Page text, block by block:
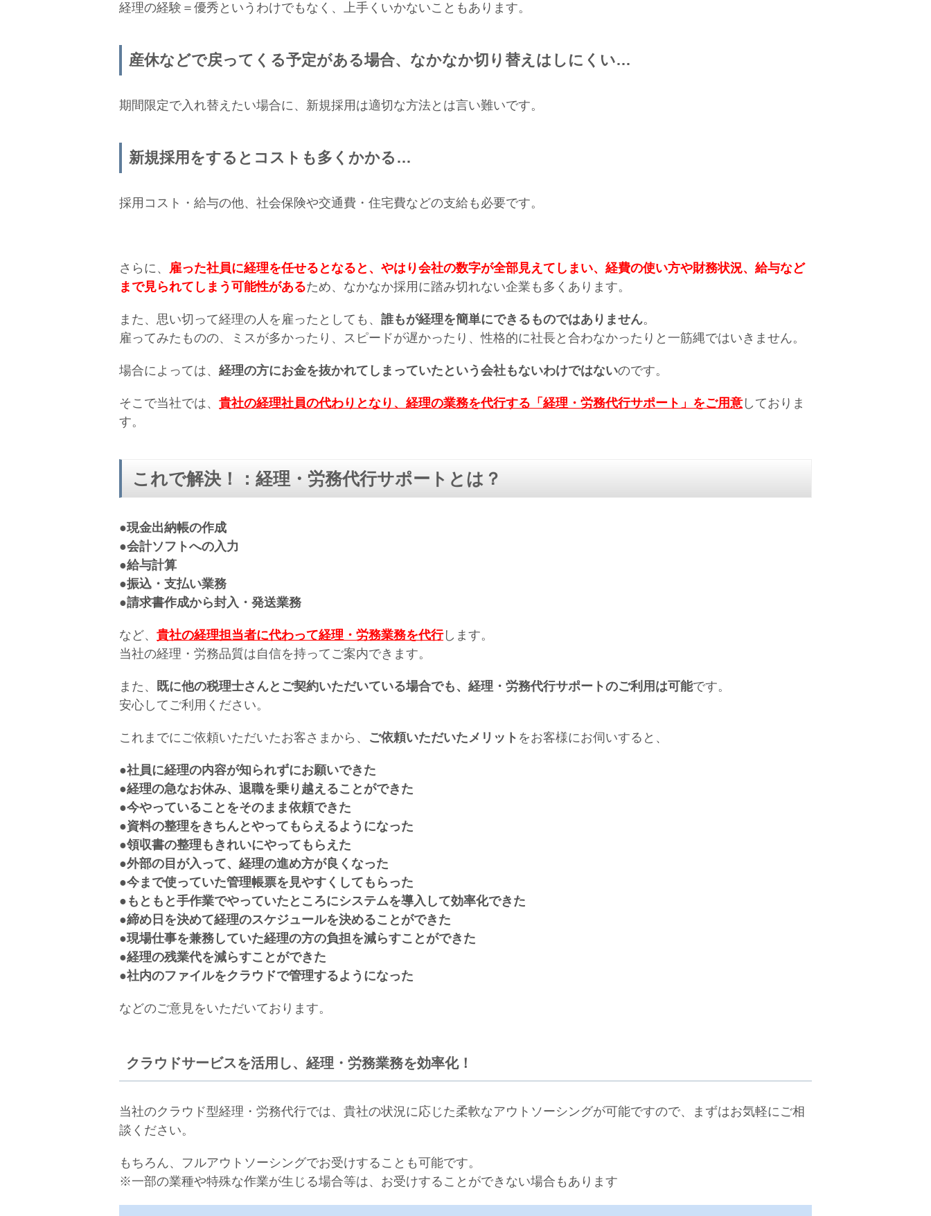
経理の経験＝優秀というわけでもなく、上手くいかないこともあります。
産休などで戻ってくる予定がある場合、なかなか切り替えはしにくい…
期間限定で入れ替えたい場合に、新規採用は適切な方法とは言い難いです。
新規採用をするとコストも多くかかる…
採用コスト・給与の他、社会保険や交通費・住宅費などの支給も必要です。
さらに、 雇った社員に経理を任せるとなると、やはり会社の数字が全部見えてしまい、経費の使い方や財務状況、給与など
まで見られてしまう可能性があるため、なかなか採用に踏み切れない企業も多くあります。
また、思い切って経理の人を雇ったとしても、 誰もが経理を簡単にできるものではありません。
雇ってみたものの、ミスが多かったり、スピードが遅かったり、性格的に社長と合わなかったりと一筋縄ではいきません。
場合によっては、 経理の方にお金を抜かれてしまっていたという会社もないわけではないのです。
そこで当社では、 貴社の経理社員の代わりとなり、経理の業務を代行する「経理・労務代行サポート」をご用意 しておりま
す。
これで解決！：経理・労務代行サポートとは？
●現金出納帳の作成
●会計ソフトへの入力
●給与計算
●振込・支払い業務
●請求書作成から封入・発送業務
など、 貴社の経理担当者に代わって経理・労務業務を代行します。
当社の経理・労務品質は自信を持ってご案内できます。
また、 既に他の税理士さんとご契約いただいている場合でも、経理・労務代行サポートのご利用は可能です。
安心してご利用ください。
これまでにご依頼いただいたお客さまから、 ご依頼いただいたメリット をお客様にお伺いすると、
●社員に経理の内容が知られずにお願いできた
●経理の急なお休み、退職を乗り越えることができた
●今やっていることをそのまま依頼できた
●資料の整理をきちんとやってもらえるようになった
●領収書の整理もきれいにやってもらえた
●外部の目が入って、経理の進め方が良くなった
●今まで使っていた管理帳票を見やすくしてもらった
●もともと手作業でやっていたところにシステムを導入して効率化できた
●締め日を決めて経理のスケジュールを決めることができた
●現場仕事を兼務していた経理の方の負担を減らすことができた
●経理の残業代を減らすことができた
●社内のファイルをクラウドで管理するようになった
などのご意見をいただいております。
クラウドサービスを活用し、経理・労務業務を効率化！
当社のクラウド型経理・労務代行では、貴社の状況に応じた柔軟なアウトソーシングが可能ですので、まずはお気軽にご相
談ください。
もちろん、フルアウトソーシングでお受けすることも可能です。
※一部の業種や特殊な作業が生じる場合等は、お受けすることができない場合もあります